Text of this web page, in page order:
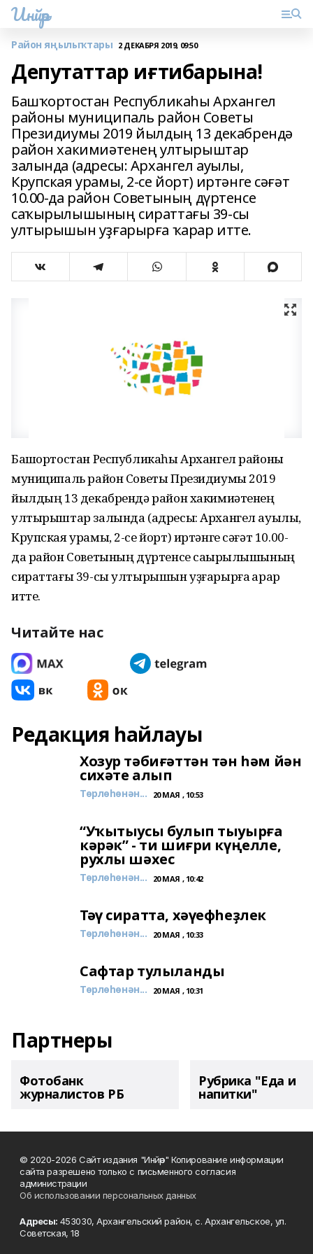
Инйәр
Район яңылыҡтары 2 ДЕКАБРЯ 2019, 09:50
Депутаттар иғтибарына!
Башҡортостан Республикаһы Архангел
районы муниципаль район Советы
Президиумы 2019 йылдың 13 декабрендә
район хакимиәтенең ултырыштар
залында (адресы: Архангел ауылы,
Крупская урамы, 2-се йорт) иртәнге сәғәт
10.00-да район Советының дүртенсе
саҡырылышының сираттағы 39-сы
ултырышын уҙғарырға ҡарар итте.
Башҡортостан Республикаһы Архангел районы
муниципаль район Советы Президиумы 2019
йылдың 13 декабрендә район хакимиәтенең
ултырыштар залында (адресы: Архангел ауылы,
Крупская урамы, 2-се йорт) иртәнге сәғәт 10.00-
да район Советының дүртенсе саҡырылышының
сираттағы 39-сы ултырышын уҙғарырға ҡарар
итте.
Читайте нас
Редакция һайлауы
Хозур тәбиғәттән тән һәм йән
сихәте алып
Төрлөһөнән... 20 МАЯ , 10:53
“Уҡытыусы булып тыуырға
кәрәк” - ти шиғри күңелле,
рухлы шәхес
Төрлөһөнән... 20 МАЯ , 10:42
Тәү сиратта, хәүефһеҙлек
Төрлөһөнән... 20 МАЯ , 10:33
Сафтар тулыланды
Төрлөһөнән... 20 МАЯ , 10:31
Партнеры
Фотобанк
журналистов РБ
Рубрика "Еда и
напитки"
© 2020-2026 Сайт издания "Инйәр" Копирование информации
сайта разрешено только с письменного согласия
администрации
Об использовании персональных данных
Адресы: 453030, Архангельский район, с. Архангельское, ул.
Советская, 18